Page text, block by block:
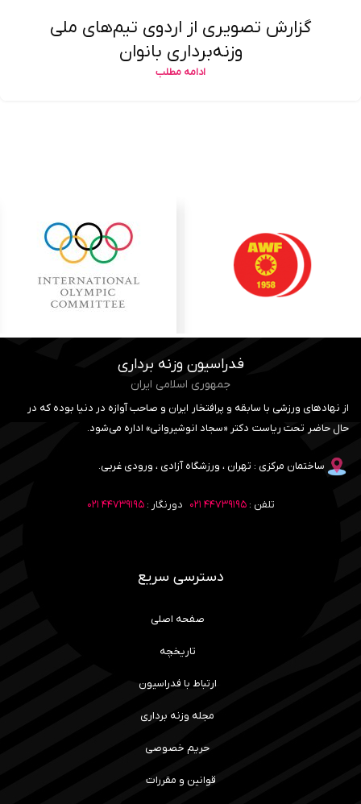
گزارش تصویری از اردوی تیم‌های ملی
وزنه‌برداری بانوان
ادامه مطلب
فدراسیون وزنه برداری
جمهوری اسلامی ایران
از نهادهای ورزشی با سابقه و پرافتخار ایران و صاحب آوازه در دنیا بوده که در
حال حاضر تحت ریاست دکتر «سجاد انوشیروانی» اداره می‌شود.
ساختمان مرکزی : تهران ، ورزشگاه آزادی ، ورودی غربی.
تلفن :۴۴۷۳۹۱۹۵ ۰۲۱ دورنگار :۴۴۷۳۹۱۹۵ ۰۲۱
دسترسی سریع
صفحه اصلی
تاریخچه
ارتباط با فدراسیون
مجله وزنه برداری
حریم خصوصی
قوانین و مقررات